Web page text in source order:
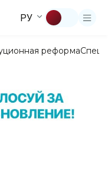
РУ
реформа